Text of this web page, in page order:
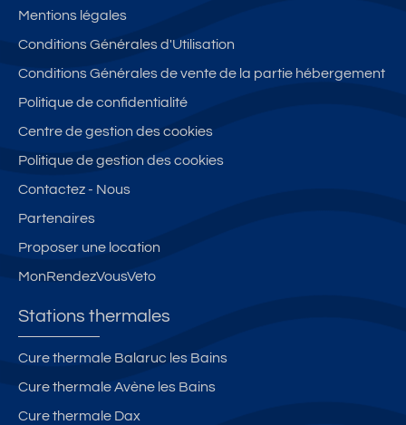
Mentions légales
Conditions Générales d'Utilisation
Conditions Générales de vente de la partie hébergement
Politique de confidentialité
Centre de gestion des cookies
Politique de gestion des cookies
Contactez - Nous
Partenaires
Proposer une location
MonRendezVousVeto
Stations thermales
Cure thermale Balaruc les Bains
Cure thermale Avène les Bains
Cure thermale Dax